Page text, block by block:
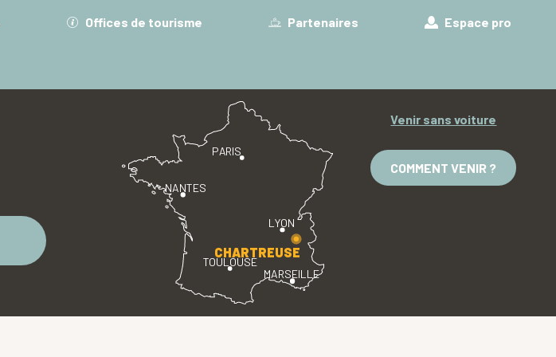
Offices de tourisme Partenaires Espace pro
PARIS
LYON
TOULOUSE
MARSEILLE
NANTES
CHARTREUSE
Venir sans voiture
COMMENT VENIR ?